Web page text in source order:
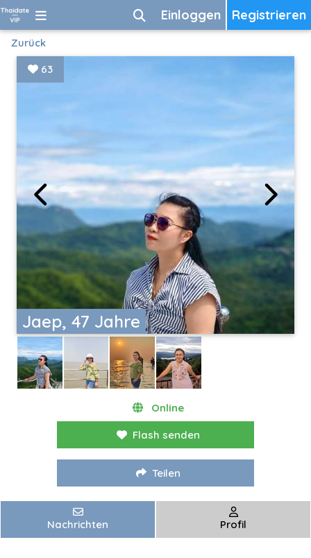
Registrieren
Einloggen
Zurück
Jaep, 47 Jahre
63
Online
Flash senden
Teilen
Nachrichten Profil